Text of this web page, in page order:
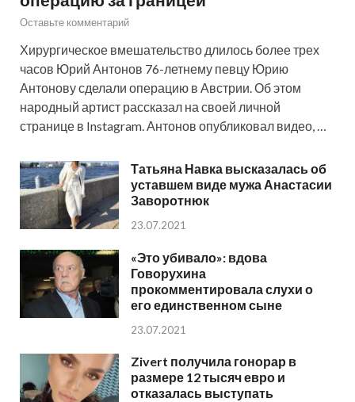
Оставьте комментарий
Хирургическое вмешательство длилось более трех
часов Юрий Антонов 76-летнему певцу Юрию
Антонову сделали операцию в Австрии. Об этом
народный артист рассказал на своей личной
странице в Instagram. Антонов опубликовал видео, …
Татьяна Навка высказалась об
уставшем виде мужа Анастасии
Заворотнюк
23.07.2021
«Это убивало»: вдова
Говорухина
прокомментировала слухи о
его единственном сыне
23.07.2021
Zivert получила гонорар в
размере 12 тысяч евро и
отказалась выступать